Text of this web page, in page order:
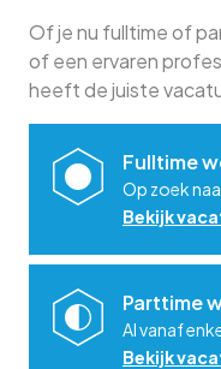
Of je nu fulltime of
of een ervaren
heeft de juiste
Fulltime
Op zoek
Bekijk
Parttime
Al vanaf
Bekijk